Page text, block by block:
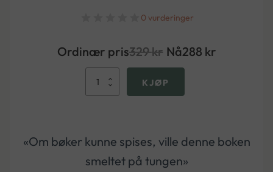
0 vurderinger
Ordinær pris329kr Nå288 kr
Hvordan
antall
KJØP
«Om bøker kunne spises, ville denne boken
smeltet på tungen»